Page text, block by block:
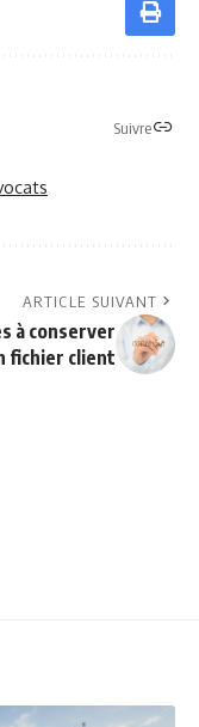
Suivre
ARTICLE SUIVANT
à conserver
fichier client